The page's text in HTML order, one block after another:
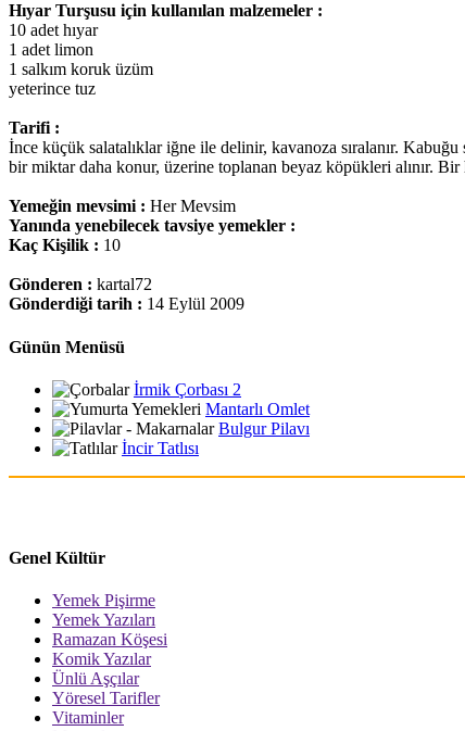
Hıyar Turşusu için kullanılan malzemeler :
10 adet hıyar
1 adet limon
1 salkım koruk üzüm
yeterince tuz
Tarifi :
İnce küçük salatalıklar iğne ile delinir, kavanoza sıralanır.
bir miktar daha konur, üzerine toplanan beyaz köpükleri alınır. Bir
Yemeğin mevsimi : Her Mevsim
Yanında yenebilecek tavsiye yemekler :
Kaç Kişilik : 10
Gönderen : kartal72
Gönderdiği tarih : 14 Eylül 2009
Günün Menüsü
İrmik Çorbası 2
Mantarlı Omlet
Bulgur Pilavı
İncir Tatlısı
Genel Kültür
Yemek Pişirme
Yemek Yazıları
Ramazan Köşesi
Komik Yazılar
Ünlü Aşçılar
Yöresel Tarifler
Vitaminler